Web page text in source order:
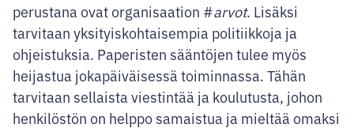
perustana ovat organisaation #arvot. Lisäksi
tarvitaan yksityiskohtaisempia politiikkoja ja
ohjeistuksia. Paperisten sääntöjen tulee myös
heijastua jokapäiväisessä toiminnassa. Tähän
tarvitaan sellaista viestintää ja koulutusta, johon
henkilöstön on helppo samaistua ja mieltää omaksi